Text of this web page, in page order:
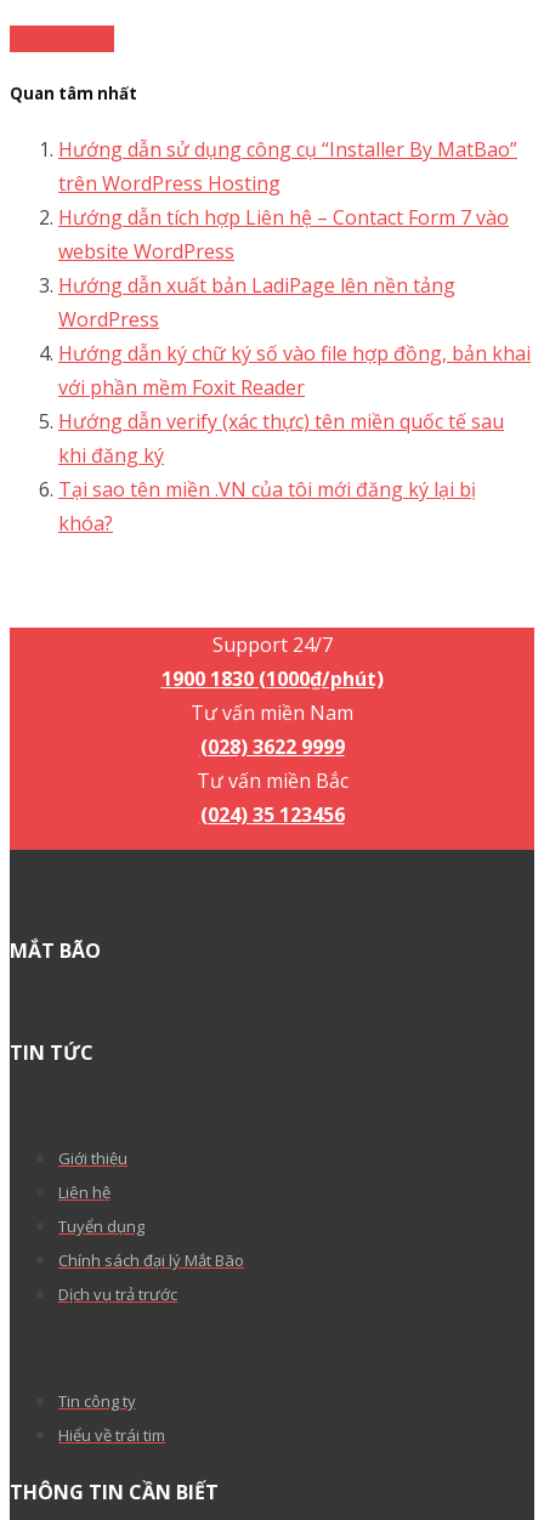
Quan tâm nhất
Hướng dẫn sử dụng công cụ “Installer By MatBao”
trên WordPress Hosting
Hướng dẫn tích hợp Liên hệ – Contact Form 7 vào
website WordPress
Hướng dẫn xuất bản LadiPage lên nền tảng
WordPress
Hướng dẫn ký chữ ký số vào file hợp đồng, bản khai
với phần mềm Foxit Reader
Hướng dẫn verify (xác thực) tên miền quốc tế sau
khi đăng ký
Tại sao tên miền .VN của tôi mới đăng ký lại bị
khóa?
Support 24/7
1900 1830 (1000₫/phút)
Tư vấn miền Nam
(028) 3622 9999
Tư vấn miền Bắc
(024) 35 123456
MẮT BÃO
TIN TỨC
Giới thiệu
Liên hệ
Tuyển dụng
Chính sách đại lý Mắt Bão
Dịch vụ trả trước
Tin công ty
Hiểu về trái tim
THÔNG TIN CẦN BIẾT